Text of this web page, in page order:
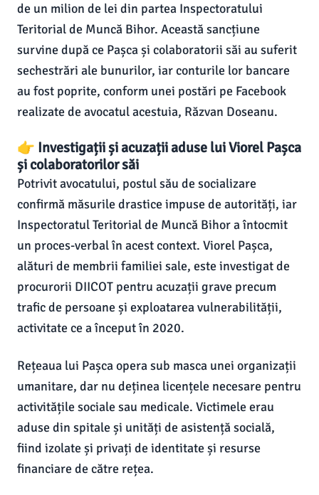
de un milion de lei din partea Inspectoratului
Teritorial de Muncă Bihor. Această sancțiune
survine după ce Pașca și colaboratorii săi au suferit
sechestrări ale bunurilor, iar conturile lor bancare
au fost poprite, conform unei postări pe Facebook
realizate de avocatul acestuia, Răzvan Doseanu.
👉 Investigații și acuzații aduse lui Viorel Pașca
și colaboratorilor săi
Potrivit avocatului, postul său de socializare
confirmă măsurile drastice impuse de autorități, iar
Inspectoratul Teritorial de Muncă Bihor a întocmit
un proces-verbal în acest context. Viorel Pașca,
alături de membrii familiei sale, este investigat de
procurorii DIICOT pentru acuzații grave precum
trafic de persoane și exploatarea vulnerabilității,
activitate ce a început în 2020.
Rețeaua lui Pașca opera sub masca unei organizații
umanitare, dar nu deținea licențele necesare pentru
activitățile sociale sau medicale. Victimele erau
aduse din spitale și unități de asistență socială,
fiind izolate și privați de identitate și resurse
financiare de către rețea.